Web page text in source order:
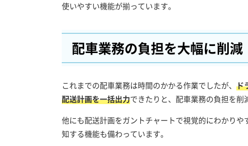
使いやすい機能が揃っています。
配車業務の負担を大幅に削減
これまでの配車業務は時間のかかる作業でしたが、 ド
配送計画を一括出力できたりと、配車業務の負担を削
他にも配送計画をガントチャートで視覚的にわかり
知する機能も備わっています。